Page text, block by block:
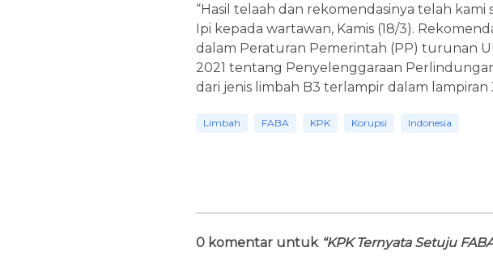
“Hasil telaah dan rekomendasinya telah
Ipi kepada wartawan, Kamis (18/3).
dalam Peraturan Pemerintah (PP) turunan
2021 tentang Penyelenggaraan
dari jenis limbah B3 terlampir dalam lampiran
Limbah FABA KPK Korupsi Indonesia
0 komentar untuk “KPK Ternyata Setuju